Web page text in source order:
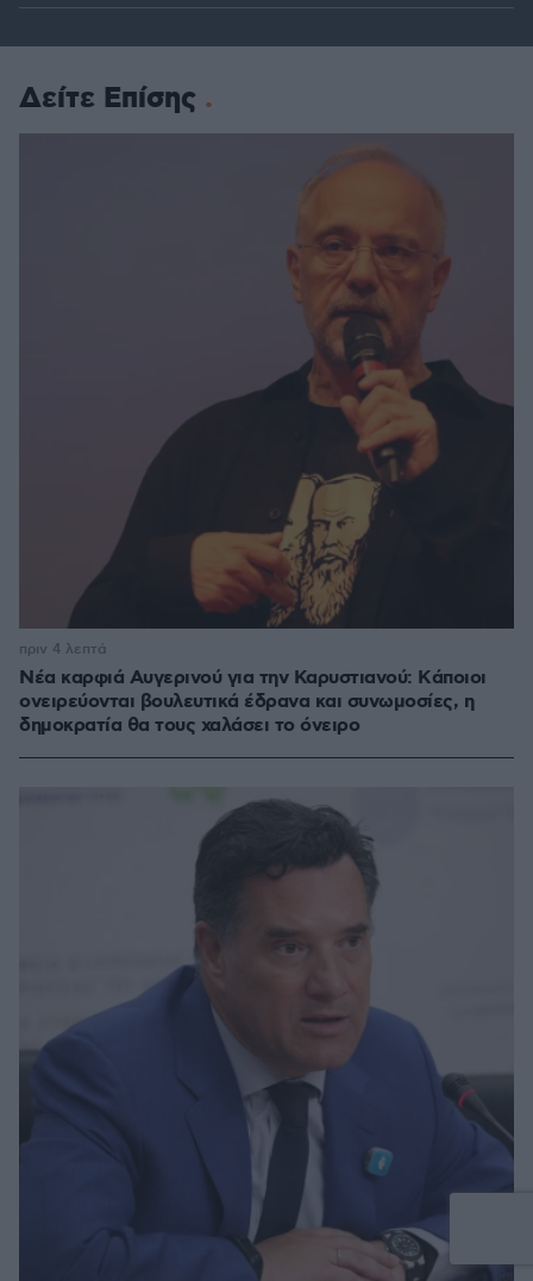
Δείτε Επίσης
Νέα καρφιά Αυγερινού για την Καρυστιανού: Kάποιοι
ονειρεύονται βουλευτικά έδρανα και συνωμοσίες, η
δημοκρατία θα τους χαλάσει το όνειρο
πριν 4 λεπτά